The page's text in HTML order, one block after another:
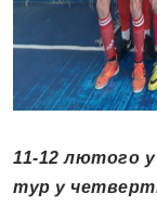
11-12 лютого у
тур у